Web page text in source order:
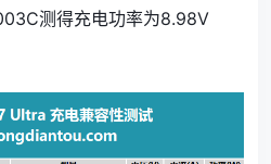
测得充电功率为8.98V